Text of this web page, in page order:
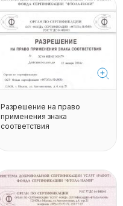
Разрешение на право
применения знака
соответствия